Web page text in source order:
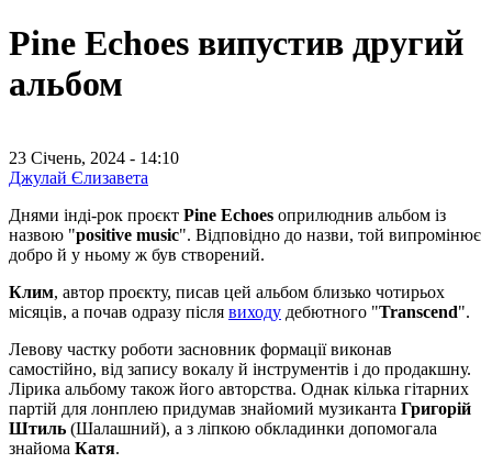
Pine Echoes випустив другий
альбом
23 Січень, 2024 - 14:10
Джулай Єлизавета
Днями інді-рок проєкт Pine Echoes оприлюднив альбом із
назвою "positive music". Відповідно до назви, той випромінює
добро й у ньому ж був створений.
Клим, автор проєкту, писав цей альбом близько чотирьох
місяців, а почав одразу після виходу дебютного "Transcend".
Левову частку роботи засновник формації виконав
самостійно, від запису вокалу й інструментів і до продакшну.
Лірика альбому також його авторства. Однак кілька гітарних
партій для лонплею придумав знайомий музиканта Григорій
Штиль (Шалашний), а з ліпкою обкладинки допомогала
знайома Катя.